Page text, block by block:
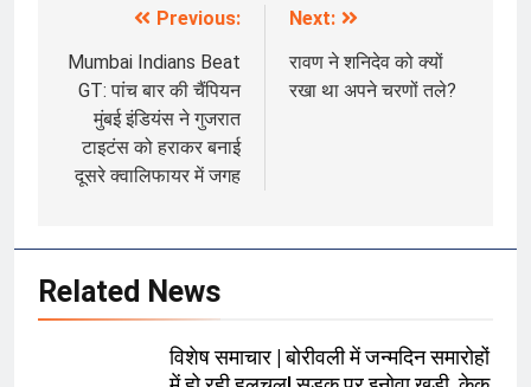
navigation
Previous:
Mumbai Indians Beat
GT: पांच बार की चैंपियन
मुंबई इंडियंस ने गुजरात
टाइटंस को हराकर बनाई
दूसरे क्वालिफायर में जगह
Next:
रावण ने शनिदेव को क्यों
रखा था अपने चरणों तले?
Related News
विशेष समाचार | बोरीवली में जन्मदिन समारोहों